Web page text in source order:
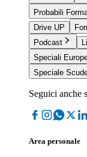
Probabili
Drive UP
Podcast
Speciali
Speciale
Seguici anche
Area personale